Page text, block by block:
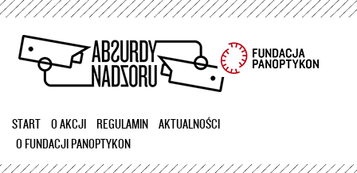
Przejdź
treści
START O AKCJI REGULAMIN
AKTUALNOŚCI
O FUNDACJI PANOPTYKON